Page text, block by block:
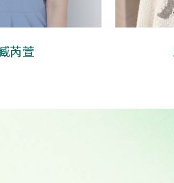
芯Mia